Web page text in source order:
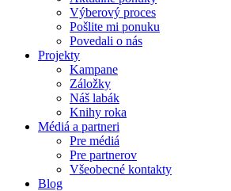
Výberový proces
Pošlite mi ponuku
Povedali o nás
Projekty
Kampane
Záložky
Náš labák
Knihy roka
Médiá a partneri
Pre médiá
Pre partnerov
Všeobecné kontakty
Blog